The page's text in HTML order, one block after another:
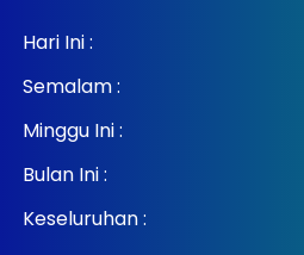
Hari Ini :
Semalam :
Minggu Ini :
Bulan Ini :
Keseluruhan :